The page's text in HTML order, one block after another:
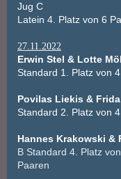
Jug C
Latein 4. Platz von 6
27.11.2022
Erwin Stel & Lotte
Standard 1. Platz von
Povilas Liekis &
Standard 2. Platz von
Hannes Krakowski &
B Standard 4. Platz
Paaren